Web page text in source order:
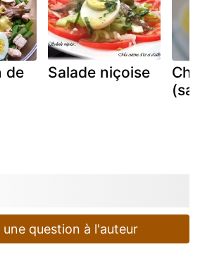
de
Salade niçoise
une question à l'auteur